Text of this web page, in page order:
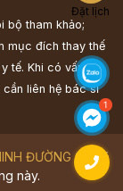
bộ tham khảo;
mục đích thay thế
tế. Khi có vấn đề
liên hệ bác sĩ
ĐƯỜNG Ghi rõ
này.
Đặt lịch